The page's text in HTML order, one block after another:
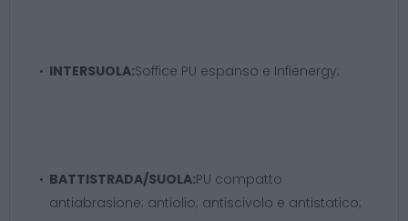
INTERSUOLA:Soffice PU espanso e Infienergy;
BATTISTRADA/SUOLA:PU compatto
antiabrasione; antiolio; antiscivolo e antistatico;